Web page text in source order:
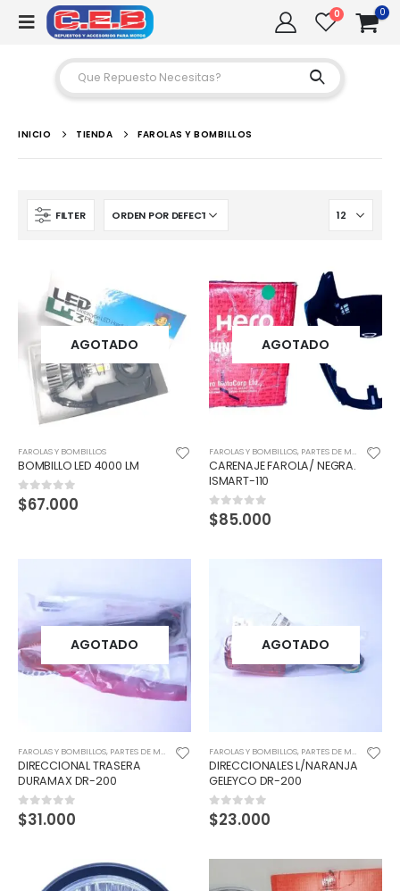
0 0
INICIO TIENDA FAROLAS Y BOMBILLOS
FILTER
AGOTADO
FAROLAS Y BOMBILLOS
BOMBILLO LED 4000 LM
0out of 5
$67.000
AGOTADO
FAROLAS Y BOMBILLOS, PARTES DE MOTO ,VISOR
CARENAJE FAROLA/ NEGRA.
ISMART-110
0out of 5
$85.000
AGOTADO
FAROLAS Y BOMBILLOS, PARTES DE MOTO
DIRECCIONAL TRASERA
DURAMAX DR-200
0out of 5
$31.000
AGOTADO
FAROLAS Y BOMBILLOS, PARTES DE MOTO
DIRECCIONALES L/NARANJA
GELEYCO DR-200
0out of 5
$23.000